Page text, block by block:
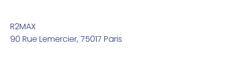
R2MAX
90 Rue Lemercier, 75017 Paris